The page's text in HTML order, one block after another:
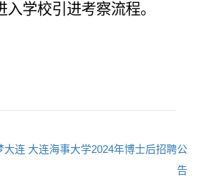
学校引进考察流程。
大连 大连海事大学2024年博士后招聘公
告